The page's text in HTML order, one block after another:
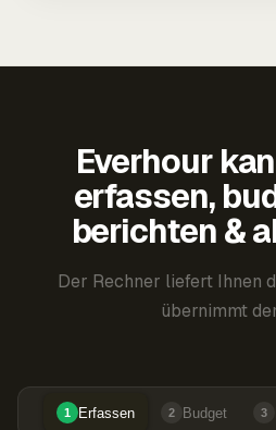
Everhour
erfassen,
berichten &
Der Rechner liefert Ihnen
übernimmt
1 Erfassen 2 Budget 3